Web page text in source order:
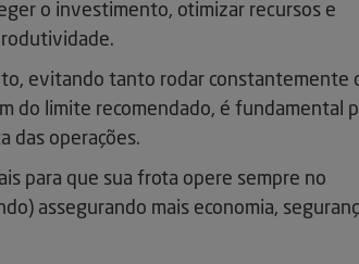
o investimento, otimizar recursos e
evitando tanto rodar constantemente
do limite recomendado, é fundamental
das operações.
para que sua frota opere sempre no
assegurando mais economia,